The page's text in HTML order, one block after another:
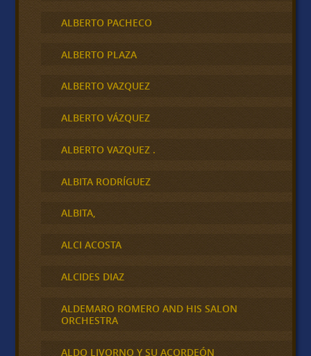
ALBERTO PACHECO
ALBERTO PLAZA
ALBERTO VAZQUEZ
ALBERTO VÁZQUEZ
ALBERTO VAZQUEZ .
ALBITA RODRÍGUEZ
ALBITA,
ALCI ACOSTA
ALCIDES DIAZ
ALDEMARO ROMERO AND HIS SALON
ORCHESTRA
ALDO LIVORNO Y SU ACORDEÓN